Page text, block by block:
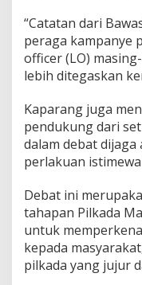
“Catatan dari
peraga kampanye
officer (LO)
lebih ditegaskan
Kaparang juga
pendukung dari
dalam debat
perlakuan
Debat ini
tahapan Pilkada
untuk
kepada
pilkada yang jujur